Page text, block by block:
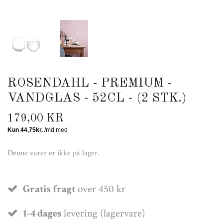
ROSENDAHL - PREMIUM -
VANDGLAS - 52CL - (2 STK.)
179,00 KR
Denne varer er ikke på lager.
Gratis fragtover 450 kr
1-4 dageslevering (lagervare)